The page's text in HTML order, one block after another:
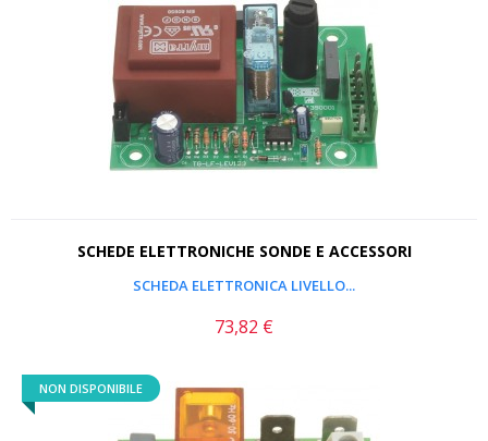
SCHEDE ELETTRONICHE SONDE E ACCESSORI
SCHEDA ELETTRONICA LIVELLO...
Prezzo
73,82 €
NON DISPONIBILE